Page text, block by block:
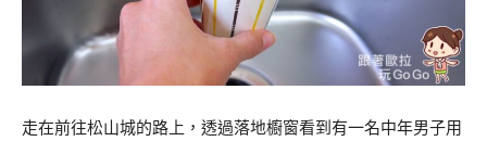
走在前往松山城的路上，透過落地櫥窗看到有一名中年男子用